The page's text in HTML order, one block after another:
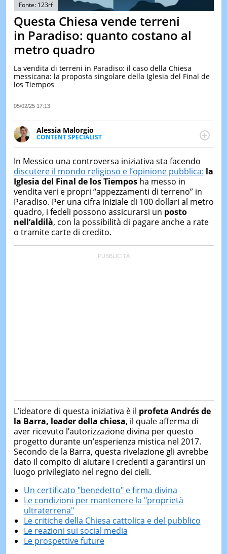
TEST
DI
DI
IERI
Fonte: 123rf
Questa Chiesa vende terreni
in Paradiso: quanto costano al
metro quadro
La vendita di terreni in Paradiso: il caso della Chiesa
messicana: la proposta singolare della Iglesia del Final de
los Tiempos
05/02/25 17:13
Alessia Malorgio
CONTENT SPECIALIST
Ha conseguito un Master in Marketing Management
occupa della creazione di contenuti in ottica SEO e
dello sviluppo di strategie marketing attraverso
canali digitali.
In Messico una controversa iniziativa sta facendo
discutere il mondo religioso e l’opinione pubblica: la
Iglesia del Final de los Tiemposha messo in
vendita veri e propri “appezzamenti di terreno” in
Paradiso. Per una cifra iniziale di 100 dollari al metro
quadro, i fedeli possono assicurarsi un posto
nell’aldilà, con la possibilità di pagare anche a rate
o tramite carte di credito.
L’ideatore di questa iniziativa è il profeta Andrés de
la Barra, leader della chiesa, il quale afferma di
aver ricevuto l’autorizzazione divina per questo
progetto durante un’esperienza mistica nel 2017.
Secondo de la Barra, questa rivelazione gli avrebbe
dato il compito di aiutare i credenti a garantirsi un
luogo privilegiato nel regno dei cieli.
Un certificato "benedetto" e firma divina
Le condizioni per mantenere la "proprietà
ultraterrena"
Le critiche della Chiesa cattolica e del pubblico
Le reazioni sui social media
Le prospettive future